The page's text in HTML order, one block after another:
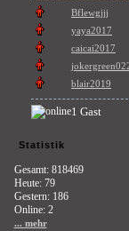
Bflewgjjj
yaya2017
caicai2017
blair2019
1 Gast
Statistik
Gesamt: 818469
Heute: 79
Gestern: 186
Online: 2
... mehr